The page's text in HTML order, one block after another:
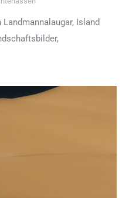
Island